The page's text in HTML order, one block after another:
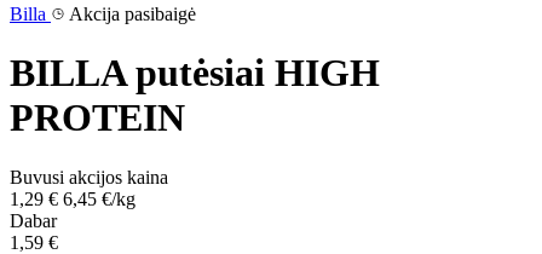
Billa Akcija pasibaigė
BILLA putėsiai HIGH
PROTEIN
Buvusi akcijos kaina
1,29 € 6,45 €/kg
Dabar
1,59 €